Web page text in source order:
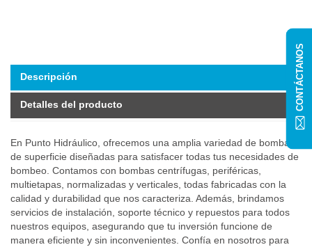
Descripción
Detalles del producto
En Punto Hidráulico, ofrecemos una amplia variedad de bombas
de superficie diseñadas para satisfacer todas tus necesidades de
bombeo. Contamos con bombas centrífugas, periféricas,
multietapas, normalizadas y verticales, todas fabricadas con la
calidad y durabilidad que nos caracteriza. Además, brindamos
servicios de instalación, soporte técnico y repuestos para todos
nuestros equipos, asegurando que tu inversión funcione de
manera eficiente y sin inconvenientes. Confía en nosotros para
CONTÁCTANOS